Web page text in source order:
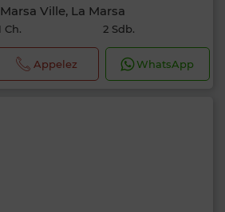
Ville, La Marsa
Ch. 2 Sdb.
Appelez WhatsApp